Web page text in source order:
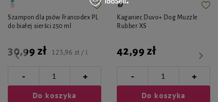
Szampon dla psów Francodex PL
do białej sierści 250 ml
30,99 zł 123,96 zł / l
- +
Do koszyka
Kaganiec Duvo+ Dog Muzzle
Rubber XS
42,99 zł
- +
Do koszyka